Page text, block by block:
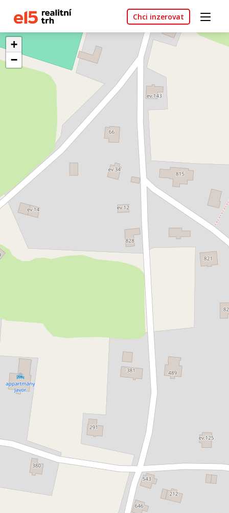
Chci inzerovat
+
−